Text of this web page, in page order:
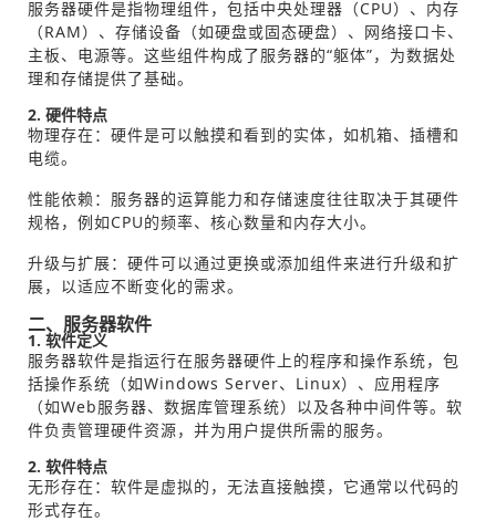
服务器硬件是指物理组件，包括中央处理器（CPU）、内存
（RAM）、存储设备（如硬盘或固态硬盘）、网络接口卡、
主板、电源等。这些组件构成了服务器的“躯体”，为数据处
理和存储提供了基础。
2. 硬件特点
物理存在：硬件是可以触摸和看到的实体，如机箱、插槽和
电缆。
性能依赖：服务器的运算能力和存储速度往往取决于其硬件
规格，例如CPU的频率、核心数量和内存大小。
升级与扩展：硬件可以通过更换或添加组件来进行升级和扩
展，以适应不断变化的需求。
二、服务器软件
1. 软件定义
服务器软件是指运行在服务器硬件上的程序和操作系统，包
括操作系统（如Windows Server、Linux）、应用程序
（如Web服务器、数据库管理系统）以及各种中间件等。软
件负责管理硬件资源，并为用户提供所需的服务。
2. 软件特点
无形存在：软件是虚拟的，无法直接触摸，它通常以代码的
形式存在。